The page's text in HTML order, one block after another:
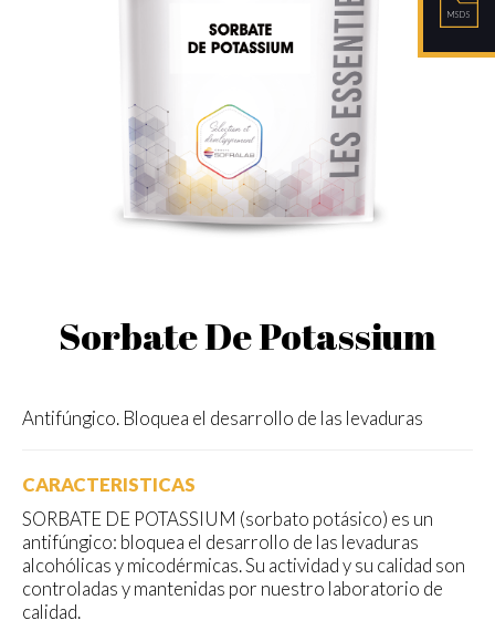
MSDS
Sorbate De Potassium
Antifúngico. Bloquea el desarrollo de las levaduras
CARACTERISTICAS
SORBATE DE POTASSIUM (sorbato potásico) es un
antifúngico: bloquea el desarrollo de las levaduras
alcohólicas y micodérmicas. Su actividad y su calidad son
controladas y mantenidas por nuestro laboratorio de
calidad.